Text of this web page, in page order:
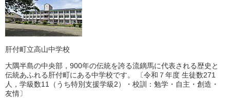
肝付町立高山中学校
大隅半島の中央部，900年の伝統を誇る流鏑馬に代表される歴史と
伝統あふれる肝付町にある中学校です。 〔令和７年度 生徒数271
人，学級数11（うち特別支援学級2）・校訓：勉学・自主・創造・
友情〕